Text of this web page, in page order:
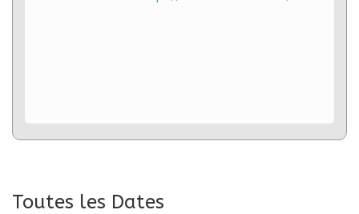
Toutes les Dates